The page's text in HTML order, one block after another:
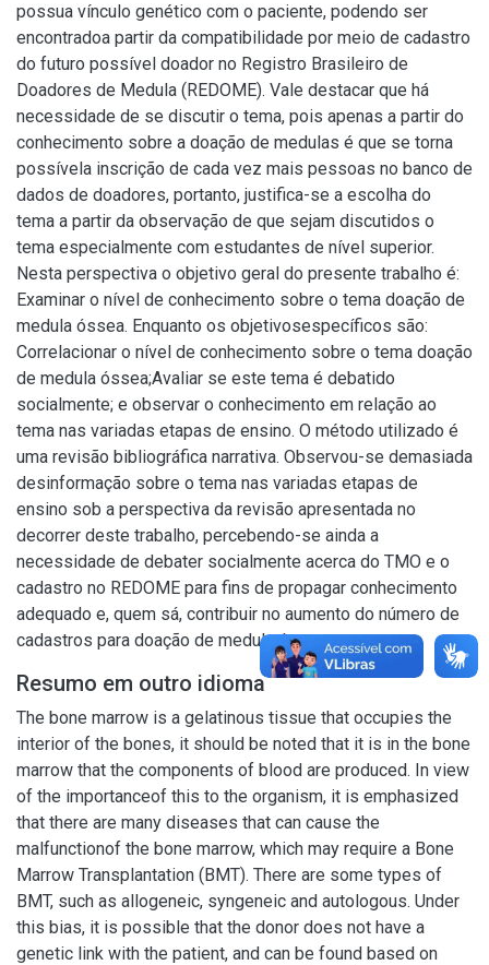
possua vínculo genético com o paciente, podendo ser
encontradoa partir da compatibilidade por meio de cadastro
do futuro possível doador no Registro Brasileiro de
Doadores de Medula (REDOME). Vale destacar que há
necessidade de se discutir o tema, pois apenas a partir do
conhecimento sobre a doação de medulas é que se torna
possívela inscrição de cada vez mais pessoas no banco de
dados de doadores, portanto, justifica-se a escolha do
tema a partir da observação de que sejam discutidos o
tema especialmente com estudantes de nível superior.
Nesta perspectiva o objetivo geral do presente trabalho é:
Examinar o nível de conhecimento sobre o tema doação de
medula óssea. Enquanto os objetivosespecíficos são:
Correlacionar o nível de conhecimento sobre o tema doação
de medula óssea;Avaliar se este tema é debatido
socialmente; e observar o conhecimento em relação ao
tema nas variadas etapas de ensino. O método utilizado é
uma revisão bibliográfica narrativa. Observou-se demasiada
desinformação sobre o tema nas variadas etapas de
ensino sob a perspectiva da revisão apresentada no
decorrer deste trabalho, percebendo-se ainda a
necessidade de debater socialmente acerca do TMO e o
cadastro no REDOME para fins de propagar conhecimento
adequado e, quem sá, contribuir no aumento do número de
cadastros para doação de medula óssea.
Resumo em outro idioma
The bone marrow is a gelatinous tissue that occupies the
interior of the bones, it should be noted that it is in the bone
marrow that the components of blood are produced. In view
of the importanceof this to the organism, it is emphasized
that there are many diseases that can cause the
malfunctionof the bone marrow, which may require a Bone
Marrow Transplantation (BMT). There are some types of
BMT, such as allogeneic, syngeneic and autologous. Under
this bias, it is possible that the donor does not have a
genetic link with the patient, and can be found based on